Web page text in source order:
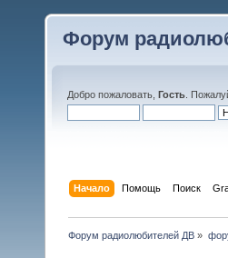
Форум
Добро пожаловать, Гость .
Начало Помощь Поиск
Форум радиолюбителей ДВ »